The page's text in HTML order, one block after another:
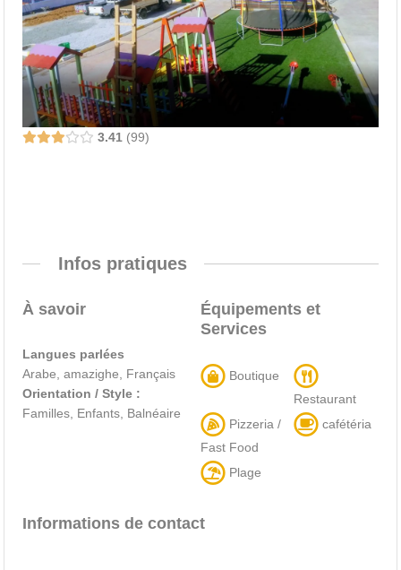
3.41 99
Infos pratiques
À savoir
Langues parlées
Arabe, amazighe, Français
Orientation / Style :
Familles, Enfants, Balnéaire
Équipements et
Services
Boutique
Restaurant
Pizzeria /
Fast Food
cafétéria
Plage
Informations de contact